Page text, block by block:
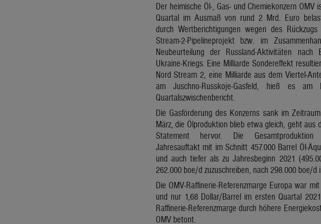
Der heimische Öl-, Gas- und Chemiekonzern OMV
Quartal im Ausmaß von rund 2 Mrd. Euro
durch Wertberichtigungen wegen des
Stream-2-Pipelineprojekt bzw. im
Neubeurteilung der Russland-Aktivitäten nach
Ukraine-Kriegs. Eine Milliarde Sondereffekt
Nord Stream 2, eine Milliarde aus dem Viertel-
am Juschno-Russkoje-Gasfeld, hieß es am
Quartalszwischenbericht.
Die Gasförderung des Konzerns sank im
März, die Ölproduktion blieb etwa gleich, geht aus
Statement hervor. Die
Jahresauftakt mit im Schnitt 457.000 Barrel Öl-
und auch tiefer als zu Jahresbeginn 2021
262.000 boe/d zuzuschreiben, nach 298.000 boe/
Die OMV-Raffinerie-Referenzmarge Europa war
und nur 1,68 Dollar/Barrel im ersten Quartal
Raffinerie-Referenzmarge durch höhere
OMV betont.